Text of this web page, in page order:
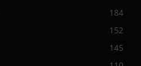
184
152
145